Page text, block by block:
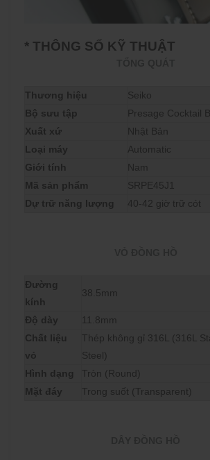
* THÔNG SỐ KỸ THUẬT
Thương hiệu
Seiko
Bộ sưu tập
Presage Cocktail
Xuất xứ
Nhật Bản
Loại máy
Automatic
Giới tính
Nam
Mã sản phẩm
SRPE45J1
Dự trữ năng lượng
40-42 giờ trữ cót
Đường
kính
38.5mm
Độ dày
11.8mm
Chất liệu
vỏ
Thép không gỉ 316L (316L
Steel)
Hình dạng
Tròn (Round)
Mặt đáy
Trong suốt (Transparent)